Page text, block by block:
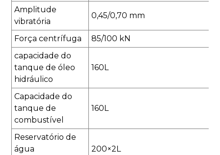
Amplitude
vibratória
0,45/0,70 mm
Força centrífuga
85/100 kN
capacidade do
tanque de óleo
hidráulico
160L
Capacidade do
tanque de
combustível
160L
Reservatório de
água
200×2L